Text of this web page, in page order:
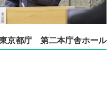
京都庁 第二本庁舎ホール